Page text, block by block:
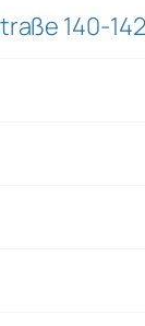
140-